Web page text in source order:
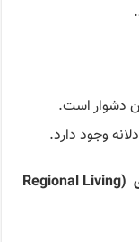
دشوار است.
وجود دارد.
(Regi
onal Living